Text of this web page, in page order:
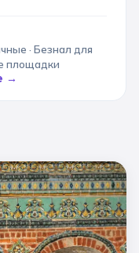
· Безнал для
площадки
→